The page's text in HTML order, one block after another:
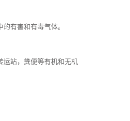
有害和有毒气体。
运站，粪便等有机和无机